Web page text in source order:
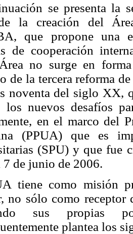
se presenta la
la creación del
que propone una
de cooperación
no surge en
de la tercera reforma
noventa del siglo XX,
los nuevos desafíos
en el marco del
(PPUA) que es
(SPU) y que fue
7 de junio de 2006.
tiene como misión
no sólo como receptor
sus propias
plantea los